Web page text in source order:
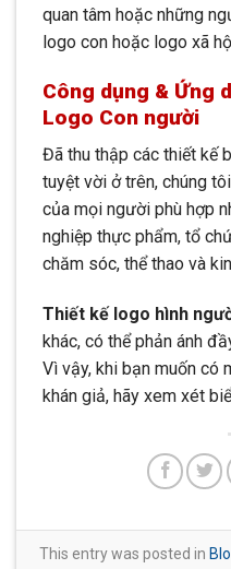
quan tâm hoặc những
logo con hoặc logo xã
Công dụng & Ứng
Logo Con người
Đã thu thập các thiết kế
tuyệt vời ở trên, chúng
của mọi người phù hợp
nghiệp thực phẩm, tổ
chăm sóc, thể thao và
Thiết kế logo hình
khác, có thể phản ánh
Vì vậy, khi bạn muốn có
khán giả, hãy xem xét
This entry was posted in